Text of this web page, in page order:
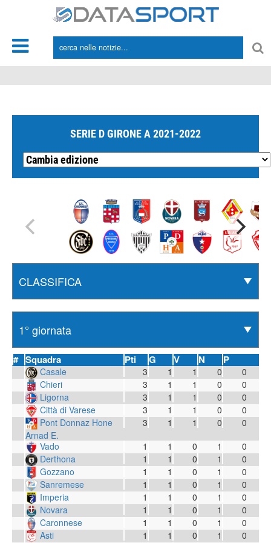
SERIE D GIRONE A 2021-2022
# Squadra Pti G V N P
Casale 3 1 1 0
0
Chieri
3 1 1 0
0
Ligorna
3 1 1 0
0
Città di Varese
3 1 1 0
0
Pont Donnaz Hone
Arnad E.
3 1 1 0
0
Vado
1 1 0 1
0
Derthona
1 1 0 1
0
Gozzano
1 1 0 1
0
Sanremese
1 1 0 1
0
Imperia
1 1 0 1
0
Novara
1 1 0 1
0
Caronnese
1 1 0 1
0
Asti
1 1 0 1
0